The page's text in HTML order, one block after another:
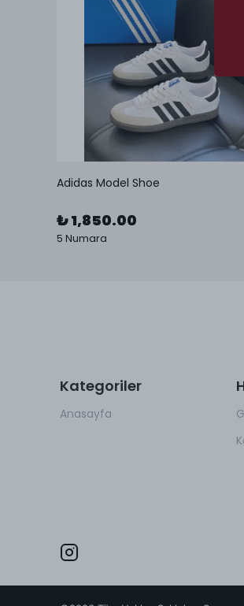
Adidas Model Shoe
₺ 1,850.00
5 Numara
Kategoriler
Anasayfa